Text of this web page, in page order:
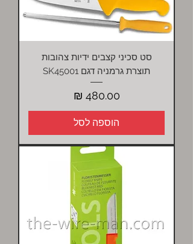
סט סכיני קצבים ידיות צהובות
תוצרת גרמניה דגם SK45001
מחיר
הוספה לסל